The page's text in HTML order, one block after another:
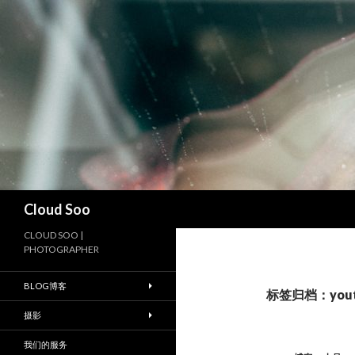
Cloud Soo
标签归档：
CLOUD SOO |
PHOTOGRAPHER
BLOG博客
摄影
我们的服务